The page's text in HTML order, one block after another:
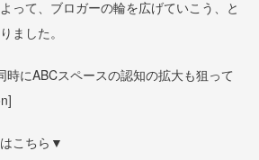
って、ブロガーの輪を広げていこう、と
ました。
時にABCスペースの認知の拡大も狙って
こちら▼